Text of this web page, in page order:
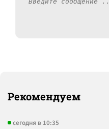
Рекомендуем
сегодня в 10:35